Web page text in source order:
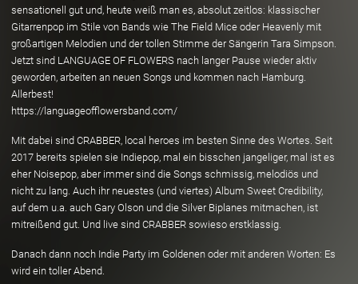
sensationell gut und, heute weiß man es, absolut zeitlos: klassischer
Gitarrenpop im Stile von Bands wie The Field Mice oder Heavenly mit
großartigen Melodien und der tollen Stimme der Sängerin Tara Simpson.
Jetzt sind LANGUAGE OF FLOWERS nach langer Pause wieder aktiv
geworden, arbeiten an neuen Songs und kommen nach Hamburg.
Allerbest!
https://languageofflowersband.com/
Mit dabei sind CRABBER, local heroes im besten Sinne des Wortes. Seit
2017 bereits spielen sie Indiepop, mal ein bisschen jangeliger, mal ist es
eher Noisepop, aber immer sind die Songs schmissig, melodiös und
nicht zu lang. Auch ihr neuestes (und viertes) Album Sweet Credibility,
auf dem u.a. auch Gary Olson und die Silver Biplanes mitmachen, ist
mitreißend gut. Und live sind CRABBER sowieso erstklassig.
Danach dann noch Indie Party im Goldenen oder mit anderen Worten: Es
wird ein toller Abend.